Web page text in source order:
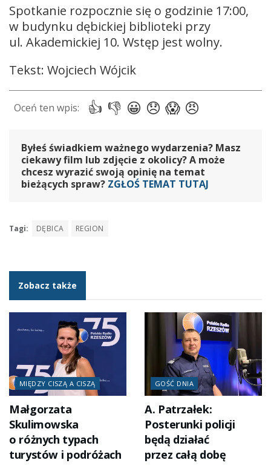
Spotkanie rozpocznie się o godzinie 17:00,
w budynku dębickiej biblioteki przy
ul. Akademickiej 10. Wstęp jest wolny.
Tekst: Wojciech Wójcik
Byłeś świadkiem ważnego wydarzenia? Masz
ciekawy film lub zdjęcie z okolicy? A może
chcesz wyrazić swoją opinię na temat
bieżących spraw? ZGŁOŚ TEMAT TUTAJ
Tagi: DĘBICA REGION
Zobacz także
MIĘDZY CISZĄ A CISZĄ
Małgorzata
Skulimowska
o różnych typach
turystów i podróżach
GOŚĆ DNIA
A. Patrzałek:
Posterunki policji
będą działać
przez całą dobę